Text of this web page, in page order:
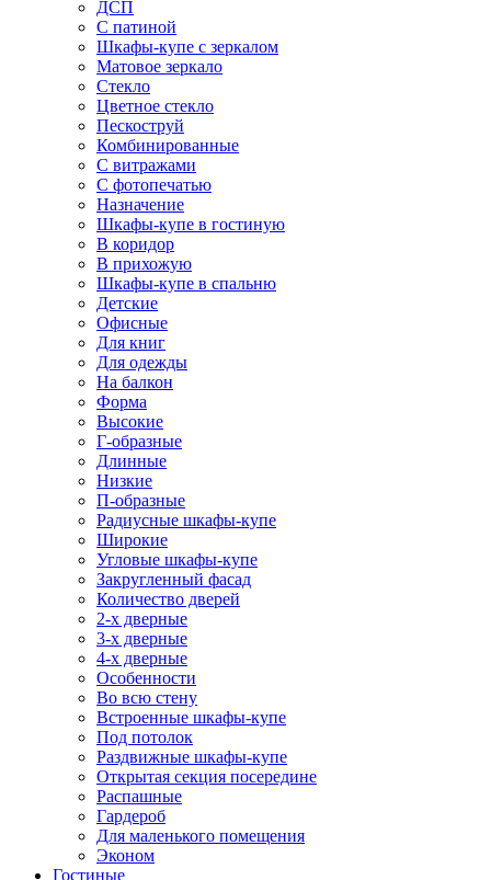
ДСП
С патиной
Шкафы-купе с зеркалом
Матовое зеркало
Стекло
Цветное стекло
Пескоструй
Комбинированные
С витражами
С фотопечатью
Назначение
Шкафы-купе в гостиную
В коридор
В прихожую
Шкафы-купе в спальню
Детские
Офисные
Для книг
Для одежды
На балкон
Форма
Высокие
Г-образные
Длинные
Низкие
П-образные
Радиусные шкафы-купе
Широкие
Угловые шкафы-купе
Закругленный фасад
Количество дверей
2-х дверные
3-х дверные
4-х дверные
Особенности
Во всю стену
Встроенные шкафы-купе
Под потолок
Раздвижные шкафы-купе
Открытая секция посередине
Распашные
Гардероб
Для маленького помещения
Эконом
Гостиные